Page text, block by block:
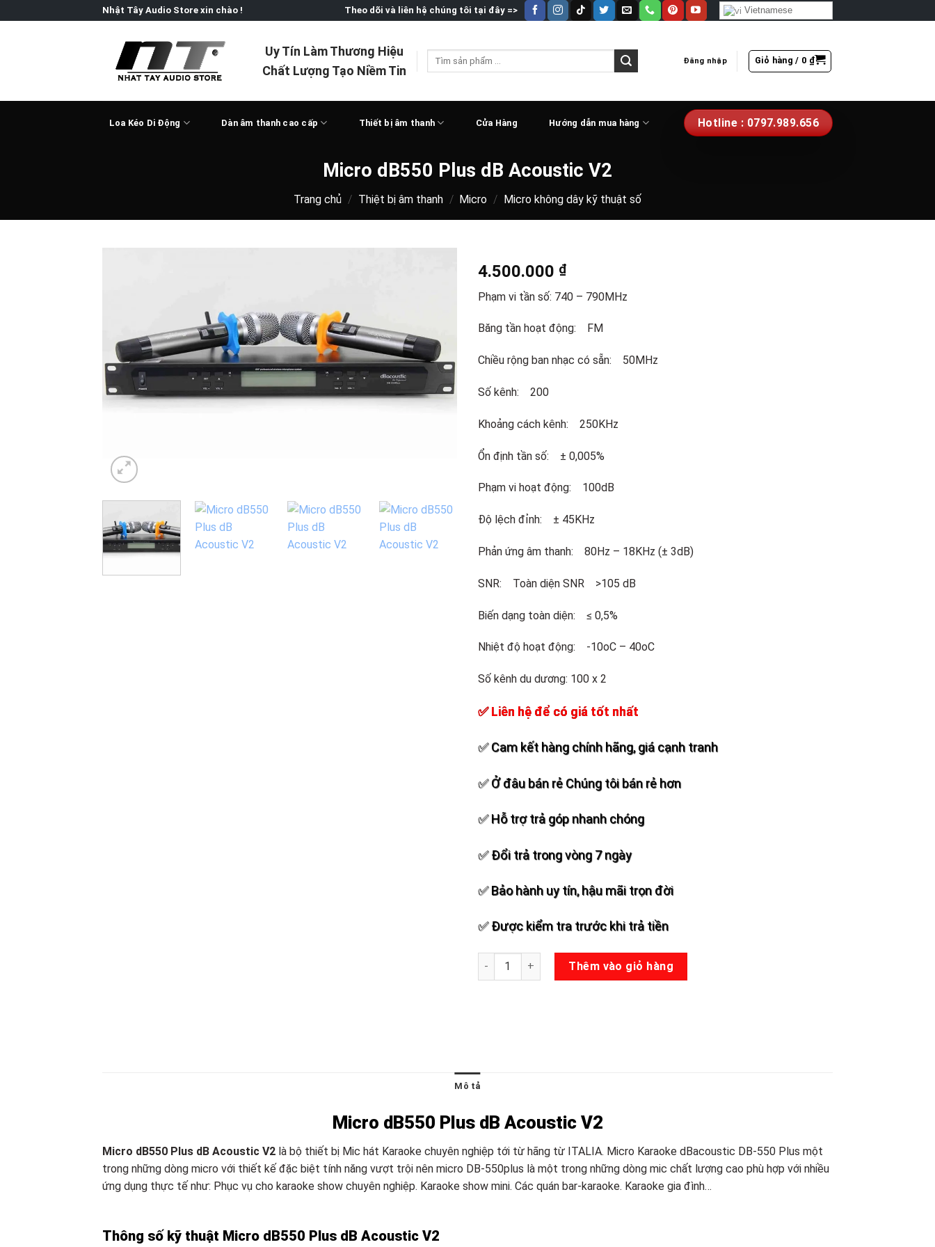
to
Nhật Tây Audio Store xin chào ! Theo dõi và liên hệ chúng tôi tại đây => Vietnamese
Uy Tín Làm Thương Hiệu
Chất Lượng Tạo Niềm Tin
Tìm
Đăng nhập Giỏ hàng / 0 ₫
Loa Kéo Di Động Dàn âm thanh cao cấp Thiết bị âm thanh Cửa Hàng Hướng dẫn mua hàng Hotline : 0797.989.656
Micro dB550 Plus dB Acoustic V2
Trang chủ / Thiệt bị âm thanh / Micro / Micro không dây kỹ thuật số
4.500.000 ₫
Phạm vi tần số: 740 – 790MHz
Băng tần hoạt động: FM
Chiều rộng ban nhạc có sẵn: 50MHz
Số kênh: 200
Khoảng cách kênh: 250KHz
Ổn định tần số: ± 0,005%
Phạm vi hoạt động: 100dB
Độ lệch đỉnh: ± 45KHz
Phản ứng âm thanh: 80Hz – 18KHz (± 3dB)
SNR: Toàn diện SNR >105 dB
Biến dạng toàn diện: ≤ 0,5%
Nhiệt độ hoạt động: -10oC – 40oC
Số kênh du dương: 100 x 2
✅ Liên hệ để có giá tốt nhất
✅ Cam kết hàng chính hãng, giá cạnh tranh
✅ Ở đâu bán rẻ Chúng tôi bán rẻ hơn
✅ Hỗ trợ trả góp nhanh chóng
✅ Đổi trả trong vòng 7 ngày
✅ Bảo hành uy tín, hậu mãi trọn đời
✅ Được kiểm tra trước khi trả tiền
Micro dB550 Plus dB Acoustic V2 số lượng
Thêm vào giỏ hàng
Mô tả
Micro dB550 Plus dB Acoustic V2
Micro dB550 Plus dB Acoustic V2 là bộ thiết bị Mic hát Karaoke chuyên nghiệp tới từ hãng từ ITALIA. Micro Karaoke dBacoustic DB-550 Plus một
trong những dòng micro với thiết kế đặc biệt tính năng vượt trội nên micro DB-550plus là một trong những dòng mic chất lượng cao phù hợp với nhiều
ứng dụng thực tế như: Phục vụ cho karaoke show chuyên nghiệp. Karaoke show mini. Các quán bar-karaoke. Karaoke gia đình…
Thông số kỹ thuật Micro dB550 Plus dB Acoustic V2